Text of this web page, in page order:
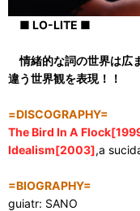
■ LO-LITE ■
情緒的な詞の世界は広
違う世界観を表現！！
=DISCOGRAPHY=
The Bird In A
Idealism[2003],a
=BIOGRAPHY=
guiatr: SANO